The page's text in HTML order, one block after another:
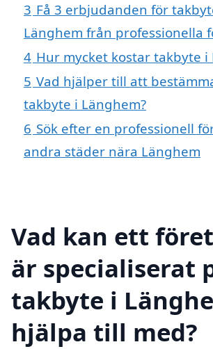
3 Få 3 erbjudanden för
Länghem från professionella
4 Hur mycket kostar takbyte i
5 Vad hjälper till att
takbyte i Länghem?
6 Sök efter en professionell
andra städer nära Länghem
Vad kan ett
är specialiserat
takbyte i
hjälpa till med?